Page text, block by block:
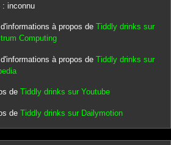
: inconnu
à propos de Tiddly drinks sur
Computing
à propos de Tiddly drinks sur
de Tiddly drinks sur Youtube
de Tiddly drinks sur Dailymotion